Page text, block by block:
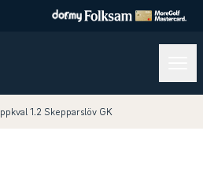
1.2 Skepparslöv GK